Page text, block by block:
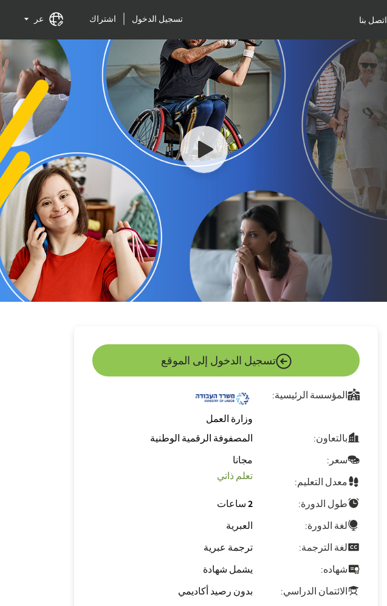
اتصل بنا تسجيل الدخول اشتراك عر
تسجيل الدخول إلى الموقع
المؤسسة الرئيسية:
وزارة العمل
بالتعاون:
المصفوفة الرقمية الوطنية
سعر:
مجانا
معدل التعليم:
تعلم ذاتي
طول الدورة:
2 ساعات
لغة الدورة:
العبرية
لغة الترجمة:
ترجمة عبرية
شهاده:
يشمل شهادة
الائتمان الدراسي:
بدون رصيد أكاديمي